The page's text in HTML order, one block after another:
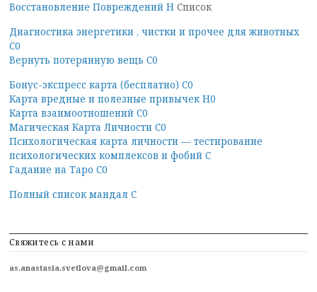
Восстановление Повреждений Н Список
Диагностика энергетики , чистки и прочее для животных
С0
Вернуть потерянную вещь С0
Бонус-экспресс карта (бесплатно) С0
Карта вредные и полезные привычек Н0
Карта взаимоотношений С0
Магическая Карта Личности С0
Психологическая карта личности — тестирование
психологических комплексов и фобий С
Гадание на Таро С0
Полный список мандал С
Свяжитесь с нами
as.anastasia.svetlova@gmail.com